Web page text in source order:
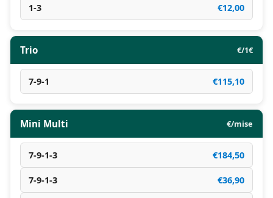
1-3 €12,00
Trio €/1€
7-9-1 €115,10
Mini Multi €/mise
7-9-1-3 €184,50
7-9-1-3 €36,90